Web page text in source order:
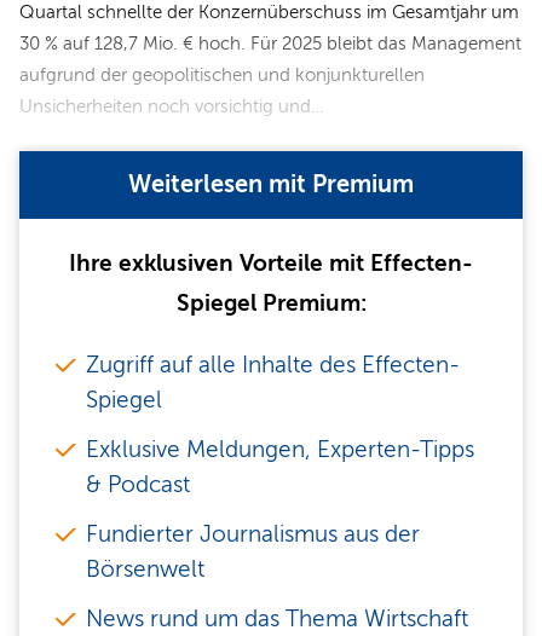
Quartal schnellte der Konzernüberschuss im Gesamtjahr um
30 % auf 128,7 Mio. € hoch. Für 2025 bleibt das Management
aufgrund der geopolitischen und konjunkturellen
Unsicherheiten noch vorsichtig und…
Weiterlesen mit Premium
Ihre exklusiven Vorteile mit Effecten-
Spiegel Premium:
Zugriff auf alle Inhalte des Effecten-
Spiegel
Exklusive Meldungen, Experten-Tipps
& Podcast
Fundierter Journalismus aus der
Börsenwelt
News rund um das Thema Wirtschaft